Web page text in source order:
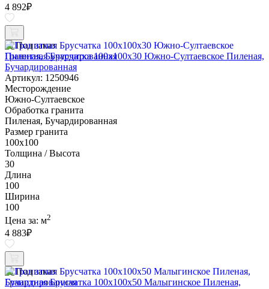
4 892₽
Под заказ
Гранитная Брусчатка 100х100x30 Южно-Султаевское Пиленая,
Бучардированная
Артикул: 1250946
Месторождение
Южно-Султаевское
Обработка гранита
Пиленая, Бучардированная
Размер гранита
100х100
Толщина / Высота
30
Длина
100
Ширина
100
Цена за: м2
4 883₽
Под заказ
Гранитная Брусчатка 100х100x50 Малыгинское Пиленая,